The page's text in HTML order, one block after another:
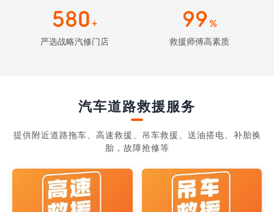
580 +
严选战略汽修门店
99 %
救援师傅高素质
汽车道路救援服务
提供附近道路拖车、高速救援、吊车救援、送油搭电、补胎换
胎，故障抢修等